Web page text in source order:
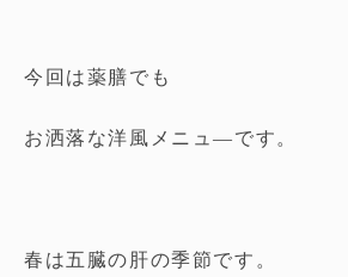
今回は薬膳でも
お洒落な洋風メニュ―です。
春は五臓の肝の季節です。